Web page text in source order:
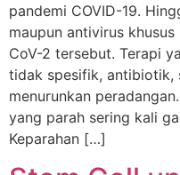
pandemi COVID-19.
maupun antivirus
CoV-2 tersebut. Terapi
tidak spesifik,
menurunkan
yang parah sering kali
Keparahan […]